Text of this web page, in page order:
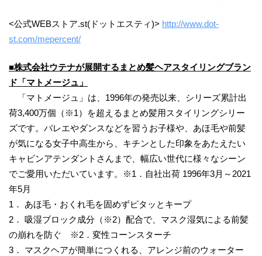
<公式WEBストア.st(ドットエスティ)> http://www.dot-
st.com/mepercent/
■株式会社ウテナが展開するまとめ髪ヘアスタイリングブラン
ド「マトメージュ」
「マトメージュ」は、1996年の発売以来、シリーズ累計出
荷3,400万個（※1）を超えるまとめ髪用スタイリングシリー
ズです。バレエやダンスなどを習うお子様や、あほ毛や前髪
が気になる女子中高生から、キチンとした印象をあたえたい
キャビンアテンダントさんまで、幅広い世代に様々なシーン
でご愛用いただいています。※1．自社出荷 1996年3月～2021
年5月
1． あほ毛・おくれ毛を固めずピタッとキープ
2． 吸湿ブロック成分（※2）配合で、マスク湿気による前髪
の崩れを防ぐ ※2．変性コーンスターチ
3． マスクヘアが簡単につくれる、アレンジ前のウォーター